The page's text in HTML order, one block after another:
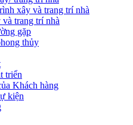
xây và trang trí nhà
trang trí nhà
gặp
thủy
triển
Khách hàng
kiện